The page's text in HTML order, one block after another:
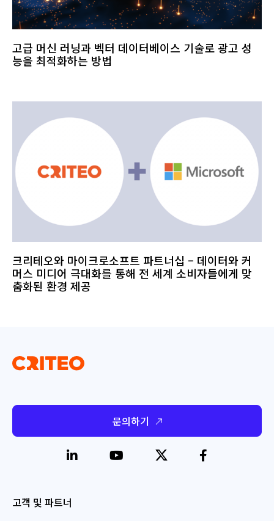
고급 머신 러닝과 벡터 데이터베이스 기술로 광고 성
능을 최적화하는 방법
크리테오와 마이크로소프트 파트너십 – 데이터와 커
머스 미디어 극대화를 통해 전 세계 소비자들에게 맞
춤화된 환경 제공
문의하기
고객 및 파트너